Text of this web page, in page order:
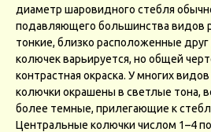
диаметр шаровидного стебля
подавляющего большинства видов
тонкие, близко расположенные друг
колючек варьируется, но общей
контрастная окраска. У многих
колючки окрашены в светлые тона,
более темные, прилегающие к
Центральные колючки числом 1–4